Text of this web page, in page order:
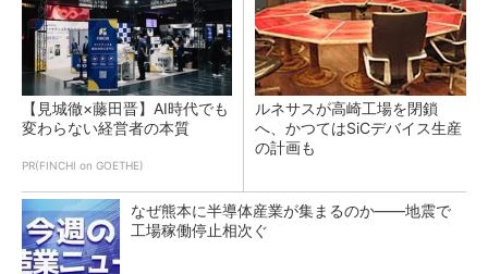
【見城徹×藤田晋】AI時代でも
変わらない経営者の本質
PR(FINCHI on GOETHE)
ルネサスが高崎工場を閉鎖
へ、かつてはSiCデバイス生産
の計画も
なぜ熊本に半導体産業が集まるのか――地震で
工場稼働停止相次ぐ